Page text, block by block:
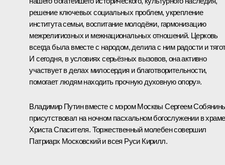
решение ключевых социальных проблем, укрепление
института семьи, воспитание молодёжи, гармонизацию
межрелигиозных и межнациональных отношений. Церковь
всегда была вместе с народом, делила с ним радости и
И сегодня, в условиях серьёзных вызовов, она активно
участвует в делах милосердия и благотворительности,
помогает людям находить прочную духовную опору».
Владимир Путин вместе с мэром МосквыСергеем
присутствовал на ночном пасхальном богослужении в храме
Христа Спасителя. Торжественный молебен совершил
Патриарх Московский и всея Руси Кирилл.